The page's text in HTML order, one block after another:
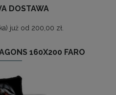
DOSTAWA
już od 200,00 zł.
160X200 FARO